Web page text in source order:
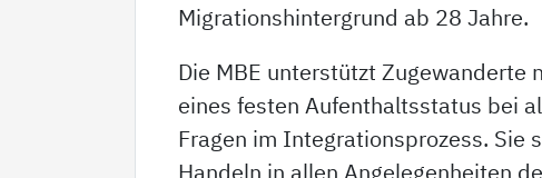
Migrationshintergrund ab 28 Jahre.
Die MBE unterstützt Zugewanderte
eines festen Aufenthaltsstatus bei
Fragen im Integrationsprozess. Sie